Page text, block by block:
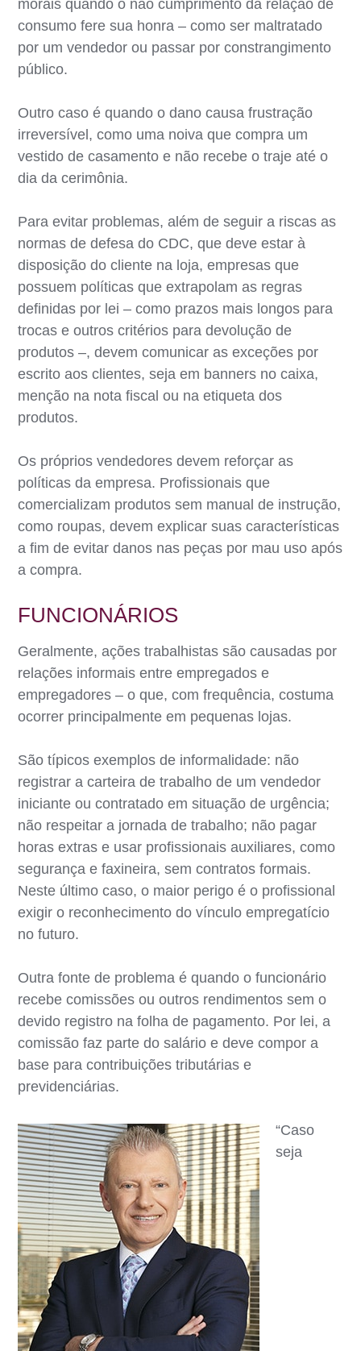
morais quando o não cumprimento da relação de
consumo fere sua honra – como ser maltratado
por um vendedor ou passar por constrangimento
público.
Outro caso é quando o dano causa frustração
irreversível, como uma noiva que compra um
vestido de casamento e não recebe o traje até o
dia da cerimônia.
Para evitar problemas, além de seguir a riscas as
normas de defesa do CDC, que deve estar à
disposição do cliente na loja, empresas que
possuem políticas que extrapolam as regras
definidas por lei – como prazos mais longos para
trocas e outros critérios para devolução de
produtos –, devem comunicar as exceções por
escrito aos clientes, seja em banners no caixa,
menção na nota fiscal ou na etiqueta dos
produtos.
Os próprios vendedores devem reforçar as
políticas da empresa. Profissionais que
comercializam produtos sem manual de instrução,
como roupas, devem explicar suas características
a fim de evitar danos nas peças por mau uso após
a compra.
FUNCIONÁRIOS
Geralmente, ações trabalhistas são causadas por
relações informais entre empregados e
empregadores – o que, com frequência, costuma
ocorrer principalmente em pequenas lojas.
São típicos exemplos de informalidade: não
registrar a carteira de trabalho de um vendedor
iniciante ou contratado em situação de urgência;
não respeitar a jornada de trabalho; não pagar
horas extras e usar profissionais auxiliares, como
segurança e faxineira, sem contratos formais.
Neste último caso, o maior perigo é o profissional
exigir o reconhecimento do vínculo empregatício
no futuro.
Outra fonte de problema é quando o funcionário
recebe comissões ou outros rendimentos sem o
devido registro na folha de pagamento. Por lei, a
comissão faz parte do salário e deve compor a
base para contribuições tributárias e
previdenciárias.
“Caso
seja